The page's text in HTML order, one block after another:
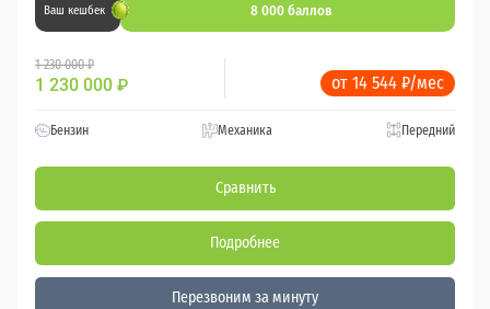
Ваш кешбек 8 000 баллов
1 230 000 ₽
1 230 000 ₽ от 14 544 ₽/мес
Бензин Механика Передний
Сравнить
Подробнее
Перезвоним за минуту